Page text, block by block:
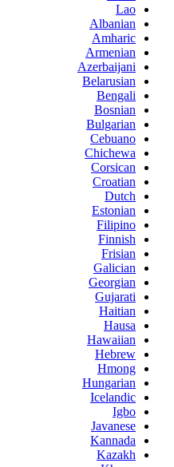
Lao
Albanian
Amharic
Armenian
Azerbaijani
Belarusian
Bengali
Bosnian
Bulgarian
Cebuano
Chichewa
Corsican
Croatian
Dutch
Estonian
Filipino
Finnish
Frisian
Galician
Georgian
Gujarati
Haitian
Hausa
Hawaiian
Hebrew
Hmong
Hungarian
Icelandic
Igbo
Javanese
Kannada
Kazakh